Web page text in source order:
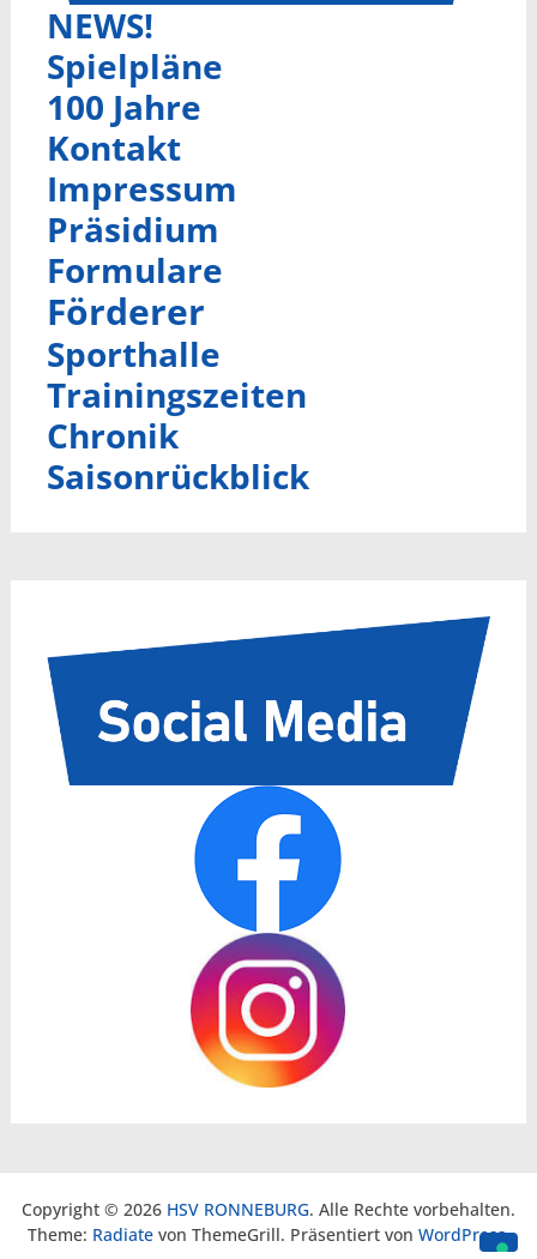
NEWS!
Spielpläne
100 Jahre
Kontakt
Impressum
Präsidium
Formulare
Förderer
Sporthalle
Trainingszeiten
Chronik
Saisonrückblick
Copyright © 2026 HSV RONNEBURG. Alle Rechte vorbehalten.
Theme: Radiatevon ThemeGrill. Präsentiert von WordPress.